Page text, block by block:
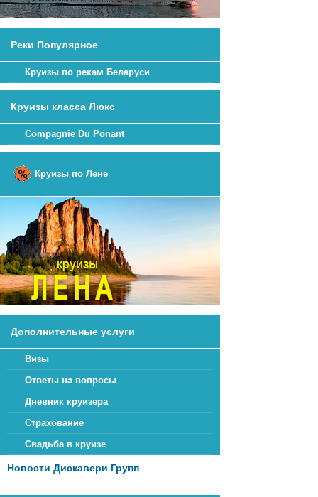
Реки Популярное
Круизы по рекам Беларуси
Круизы класса Люкс
Compagnie Du Ponant
Круизы по Лене
Дополнительные услуги
Визы
Ответы на вопросы
Дневник круизера
Страхование
Свадьба в круизе
Новости Дискавери Групп